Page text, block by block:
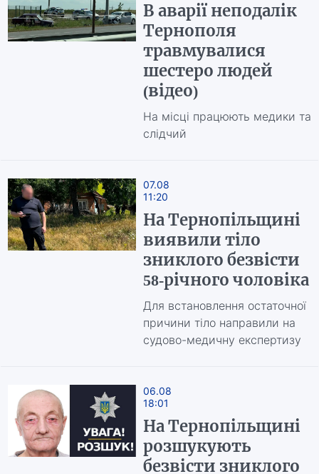
В аварії неподалік
Тернополя
травмувалися
шестеро людей
(відео)
На місці працюють медики та
слідчий
07.08
11:20
На Тернопільщині
виявили тіло
зниклого безвісти
58‑річного чоловіка
Для встановлення остаточної
причини тіло направили на
судово-медичну експертизу
06.08
18:01
На Тернопільщині
розшукують
безвісти зниклого